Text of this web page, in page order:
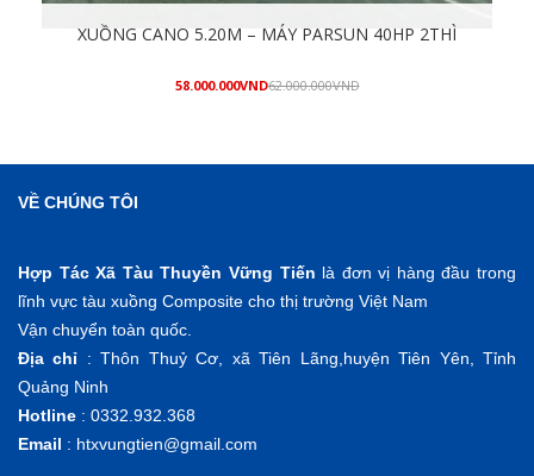
XUỒNG CANO 5.20M – MÁY PARSUN 40HP 2THÌ
58.000.000VND62.000.000VND
VỀ CHÚNG TÔI
Hợp Tác Xã Tàu Thuyền Vững Tiến là đơn vị hàng đầu trong
lĩnh vực tàu xuồng Composite cho thị trường Việt Nam
Vận chuyển toàn quốc.
Địa chỉ : Thôn Thuỷ Cơ, xã Tiên Lãng,huyện Tiên Yên, Tỉnh
Quảng Ninh
Hotline : 0332.932.368
Email : htxvungtien@gmail.com